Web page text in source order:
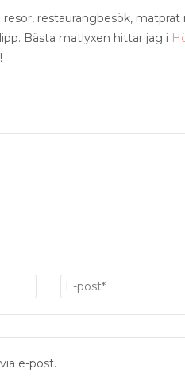
resor, restaurangbesök,
Bästa matlyxen hittar jag i
e-post.